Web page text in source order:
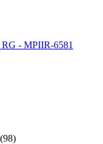
(98)